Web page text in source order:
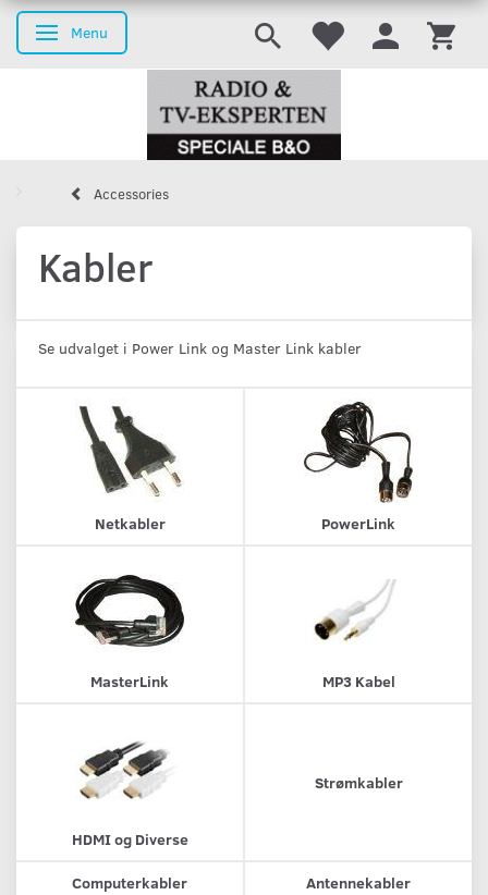
Toggle navigation
Menu
Accessories
Kabler
Se udvalget i Power Link og Master Link kabler
Netkabler PowerLink
MasterLink MP3 Kabel
HDMI og Diverse
Strømkabler
Computerkabler Antennekabler